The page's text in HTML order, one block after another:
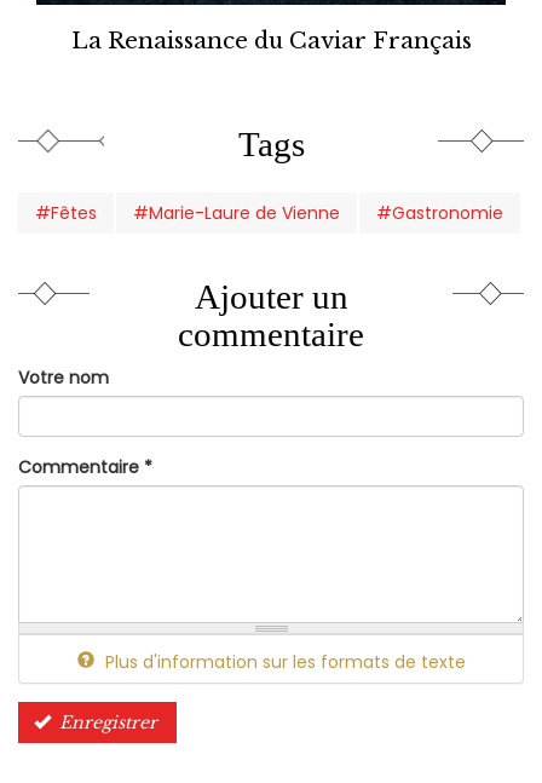
La Renaissance du Caviar Français
Tags
#Fêtes #Marie-Laure de Vienne #Gastronomie
Ajouter un
commentaire
Votre nom
Commentaire *
Plus d'information sur les formats de texte
Enregistrer